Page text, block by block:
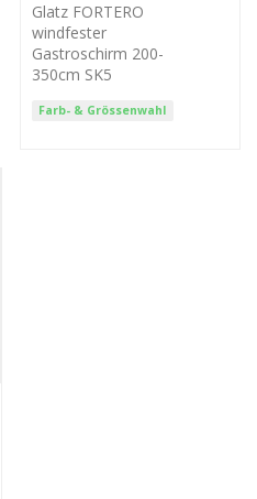
Farb- & Grössenwahl
Glatz FORTERO
windfester
Gastroschirm 200-
350cm SK5